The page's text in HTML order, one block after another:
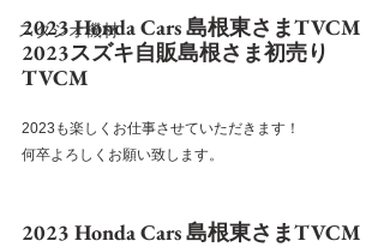
スタジオ機材
2023 Honda Cars 島根東さまTVCM
2023スズキ自販島根さま初売り
TVCM
2023も楽しくお仕事させていただきます！
何卒よろしくお願い致します。
2023 Honda Cars 島根東さまTVCM